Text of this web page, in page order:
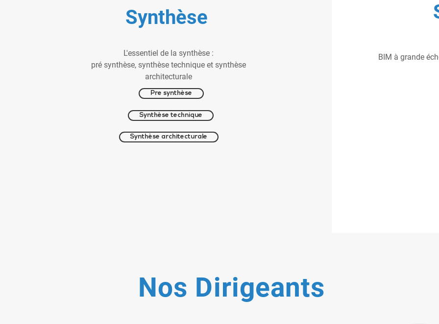
Synthèse
L'essentiel de la synthèse :
pré synthèse, synthèse technique et synthèse
architecturale
Pre synthèse
Synthèse technique
Synthèse architecturale
BIM à grande
Nos Dirigeants